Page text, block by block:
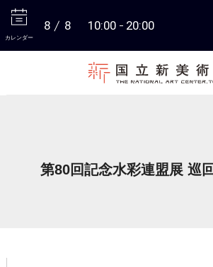
カレンダー
8 8 10:00 20:00
第80回記念水彩連盟展 巡